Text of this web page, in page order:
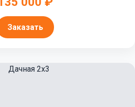
Заказать